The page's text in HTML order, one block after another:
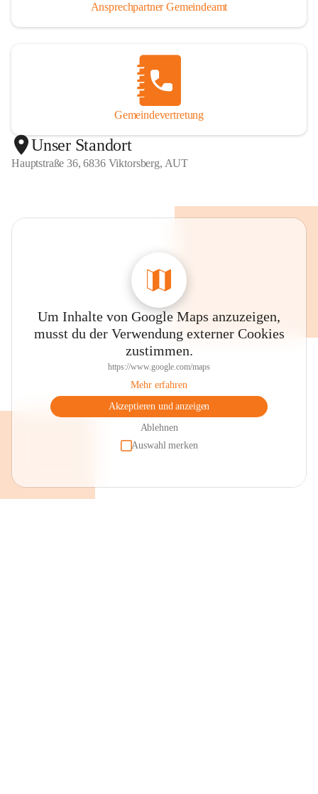
Ansprechpartner Gemeindeamt
Gemeindevertretung
Unser Standort
Hauptstraße 36, 6836 Viktorsberg, AUT
Um Inhalte von Google Maps anzuzeigen,
musst du der Verwendung externer Cookies
zustimmen.
https://www.google.com/maps
Mehr erfahren
Akzeptieren und anzeigen
Ablehnen
Auswahl merken